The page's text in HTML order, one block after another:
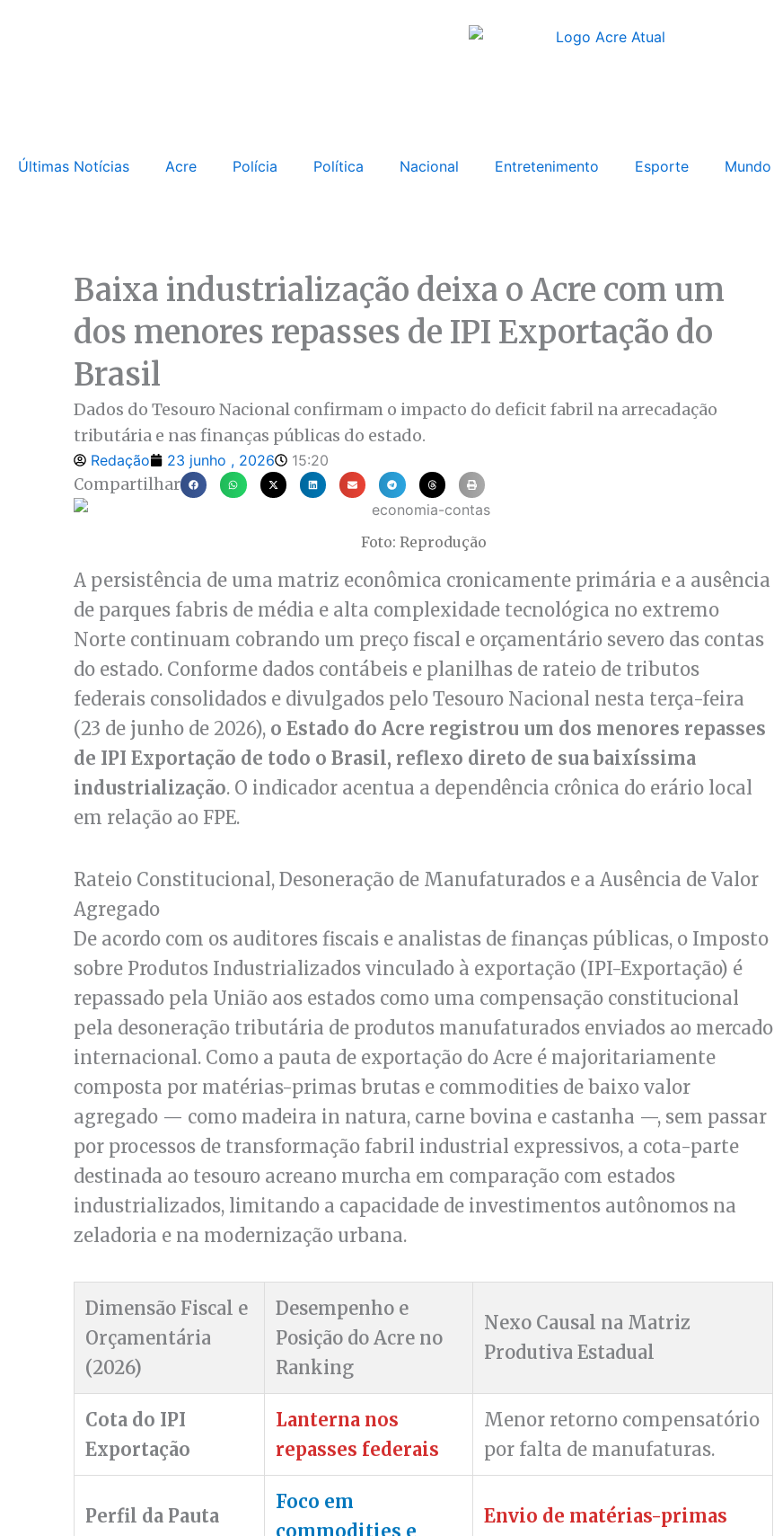
Últimas Notícias Acre Polícia Política Nacional Entretenimento Esporte Mundo
Baixa industrialização deixa o Acre com um
dos menores repasses de IPI Exportação do
Brasil
Dados do Tesouro Nacional confirmam o impacto do deficit fabril na arrecadação
tributária e nas finanças públicas do estado.
Redação 23 junho , 2026 15:20
Compartilhar
Foto: Reprodução
A persistência de uma matriz econômica cronicamente primária e a ausência
de parques fabris de média e alta complexidade tecnológica no extremo
Norte continuam cobrando um preço fiscal e orçamentário severo das contas
do estado. Conforme dados contábeis e planilhas de rateio de tributos
federais consolidados e divulgados pelo Tesouro Nacional nesta terça-feira
(23 de junho de 2026), o Estado do Acre registrou um dos menores repasses
de IPI Exportação de todo o Brasil, reflexo direto de sua baixíssima
industrialização. O indicador acentua a dependência crônica do erário local
em relação ao FPE.
Rateio Constitucional, Desoneração de Manufaturados e a Ausência de Valor
Agregado
De acordo com os auditores fiscais e analistas de finanças públicas, o Imposto
sobre Produtos Industrializados vinculado à exportação (IPI-Exportação) é
repassado pela União aos estados como uma compensação constitucional
pela desoneração tributária de produtos manufaturados enviados ao mercado
internacional. Como a pauta de exportação do Acre é majoritariamente
composta por matérias-primas brutas e commodities de baixo valor
agregado — como madeira in natura, carne bovina e castanha —, sem passar
por processos de transformação fabril industrial expressivos, a cota-parte
destinada ao tesouro acreano murcha em comparação com estados
industrializados, limitando a capacidade de investimentos autônomos na
zeladoria e na modernização urbana.
Dimensão Fiscal e
Orçamentária
(2026)
Desempenho e
Posição do Acre no
Ranking
Nexo Causal na Matriz
Produtiva Estadual
Cota do IPI
Exportação
Lanterna nos
repasses federais
Menor retorno compensatório
por falta de manufaturas.
Perfil da Pauta
Foco em
commodities e
Envio de matérias-primas